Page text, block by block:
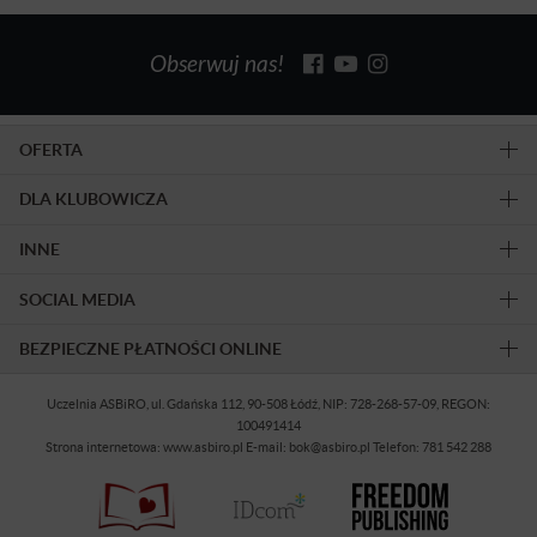
Obserwuj nas!
OFERTA
DLA KLUBOWICZA
INNE
SOCIAL MEDIA
BEZPIECZNE PŁATNOŚCI ONLINE
Uczelnia ASBiRO, ul. Gdańska 112, 90-508 Łódź, NIP: 728-268-57-09, REGON:
100491414
Strona internetowa: www.asbiro.pl E-mail: bok@asbiro.pl Telefon: 781 542 288